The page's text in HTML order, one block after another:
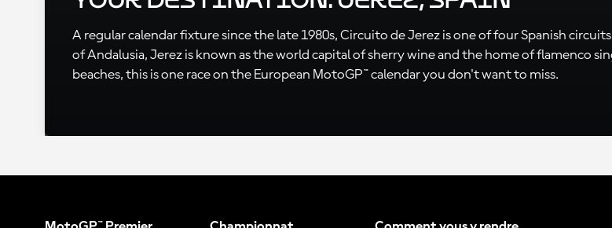
A regular calendar fixture since the late 1980s, Circuito de Jerez is one of four Spanish
of Andalusia, Jerez is known as the world capital of sherry wine and the home of flamenco
beaches, this is one race on the European MotoGP™ calendar you don't want to miss.